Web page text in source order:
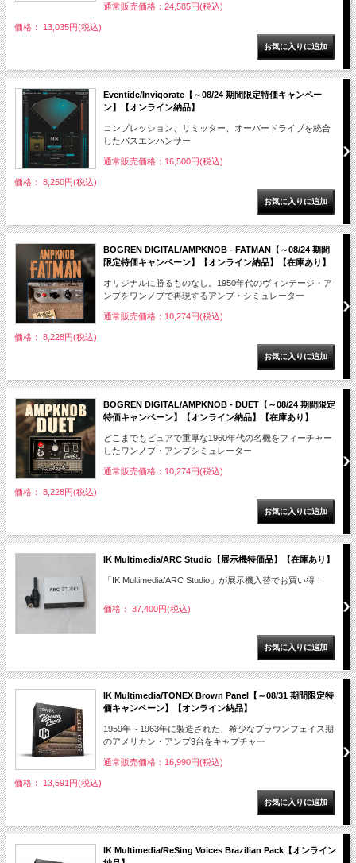
通常販売価格：24,585円(税込)
価格： 13,035円(税込)
Eventide/Invigorate【～08/24 期間限定特価キャンペー
ン】【オンライン納品】
コンプレッション、リミッター、オーバードライブを統合
したバスエンハンサー
通常販売価格：16,500円(税込)
価格： 8,250円(税込)
BOGREN DIGITAL/AMPKNOB - FATMAN【～08/24 期間
限定特価キャンペーン】【オンライン納品】【在庫あり】
オリジナルに勝るものなし。1950年代のヴィンテージ・ア
ンプをワンノブで再現するアンプ・シミュレーター
通常販売価格：10,274円(税込)
価格： 8,228円(税込)
BOGREN DIGITAL/AMPKNOB - DUET【～08/24 期間限定
特価キャンペーン】【オンライン納品】【在庫あり】
どこまでもピュアで重厚な1960年代の名機をフィーチャー
したワンノブ・アンプシミュレーター
通常販売価格：10,274円(税込)
価格： 8,228円(税込)
IK Multimedia/ARC Studio【展示機特価品】【在庫あり】
「IK Multimedia/ARC Studio」が展示機入替でお買い得！
価格： 37,400円(税込)
IK Multimedia/TONEX Brown Panel【～08/31 期間限定特
価キャンペーン】【オンライン納品】
1959年～1963年に製造された、希少なブラウンフェイス期
のアメリカン・アンプ9台をキャプチャー
通常販売価格：16,990円(税込)
価格： 13,591円(税込)
IK Multimedia/ReSing Voices Brazilian Pack【オンライン